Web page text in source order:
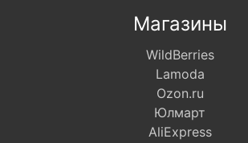
Магазины
WildBerries
Lamoda
Ozon.ru
Юлмарт
AliExpress